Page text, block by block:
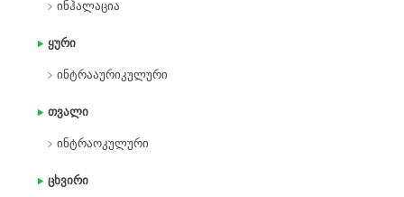
ინჰალაცია
ყური
ინტრააურიკულური
თვალი
ინტრაოკულური
ცხვირი